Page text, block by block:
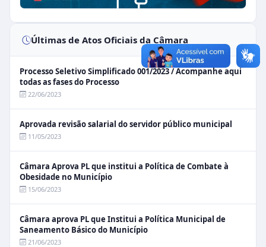
Últimas de Atos Oficiais da Câmara
Processo Seletivo Simplificado 001/2023 / Acompanhe aqui
todas as fases do Processo
22/06/2023
Aprovada revisão salarial do servidor público municipal
11/05/2023
Câmara Aprova PL que institui a Política de Combate à
Obesidade no Município
15/06/2023
Câmara aprova PL que Institui a Política Municipal de
Saneamento Básico do Município
21/06/2023